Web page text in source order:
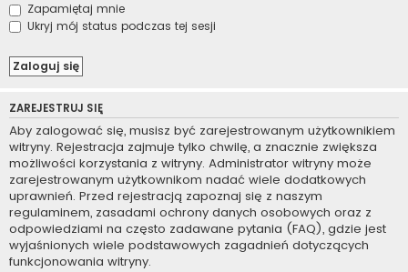
Zapamiętaj mnie
Ukryj mój status podczas tej sesji
ZAREJESTRUJ SIĘ
Aby zalogować się, musisz być zarejestrowanym użytkownikiem
witryny. Rejestracja zajmuje tylko chwilę, a znacznie zwiększa
możliwości korzystania z witryny. Administrator witryny może
zarejestrowanym użytkownikom nadać wiele dodatkowych
uprawnień. Przed rejestracją zapoznaj się z naszym
regulaminem, zasadami ochrony danych osobowych oraz z
odpowiedziami na często zadawane pytania (FAQ), gdzie jest
wyjaśnionych wiele podstawowych zagadnień dotyczących
funkcjonowania witryny.